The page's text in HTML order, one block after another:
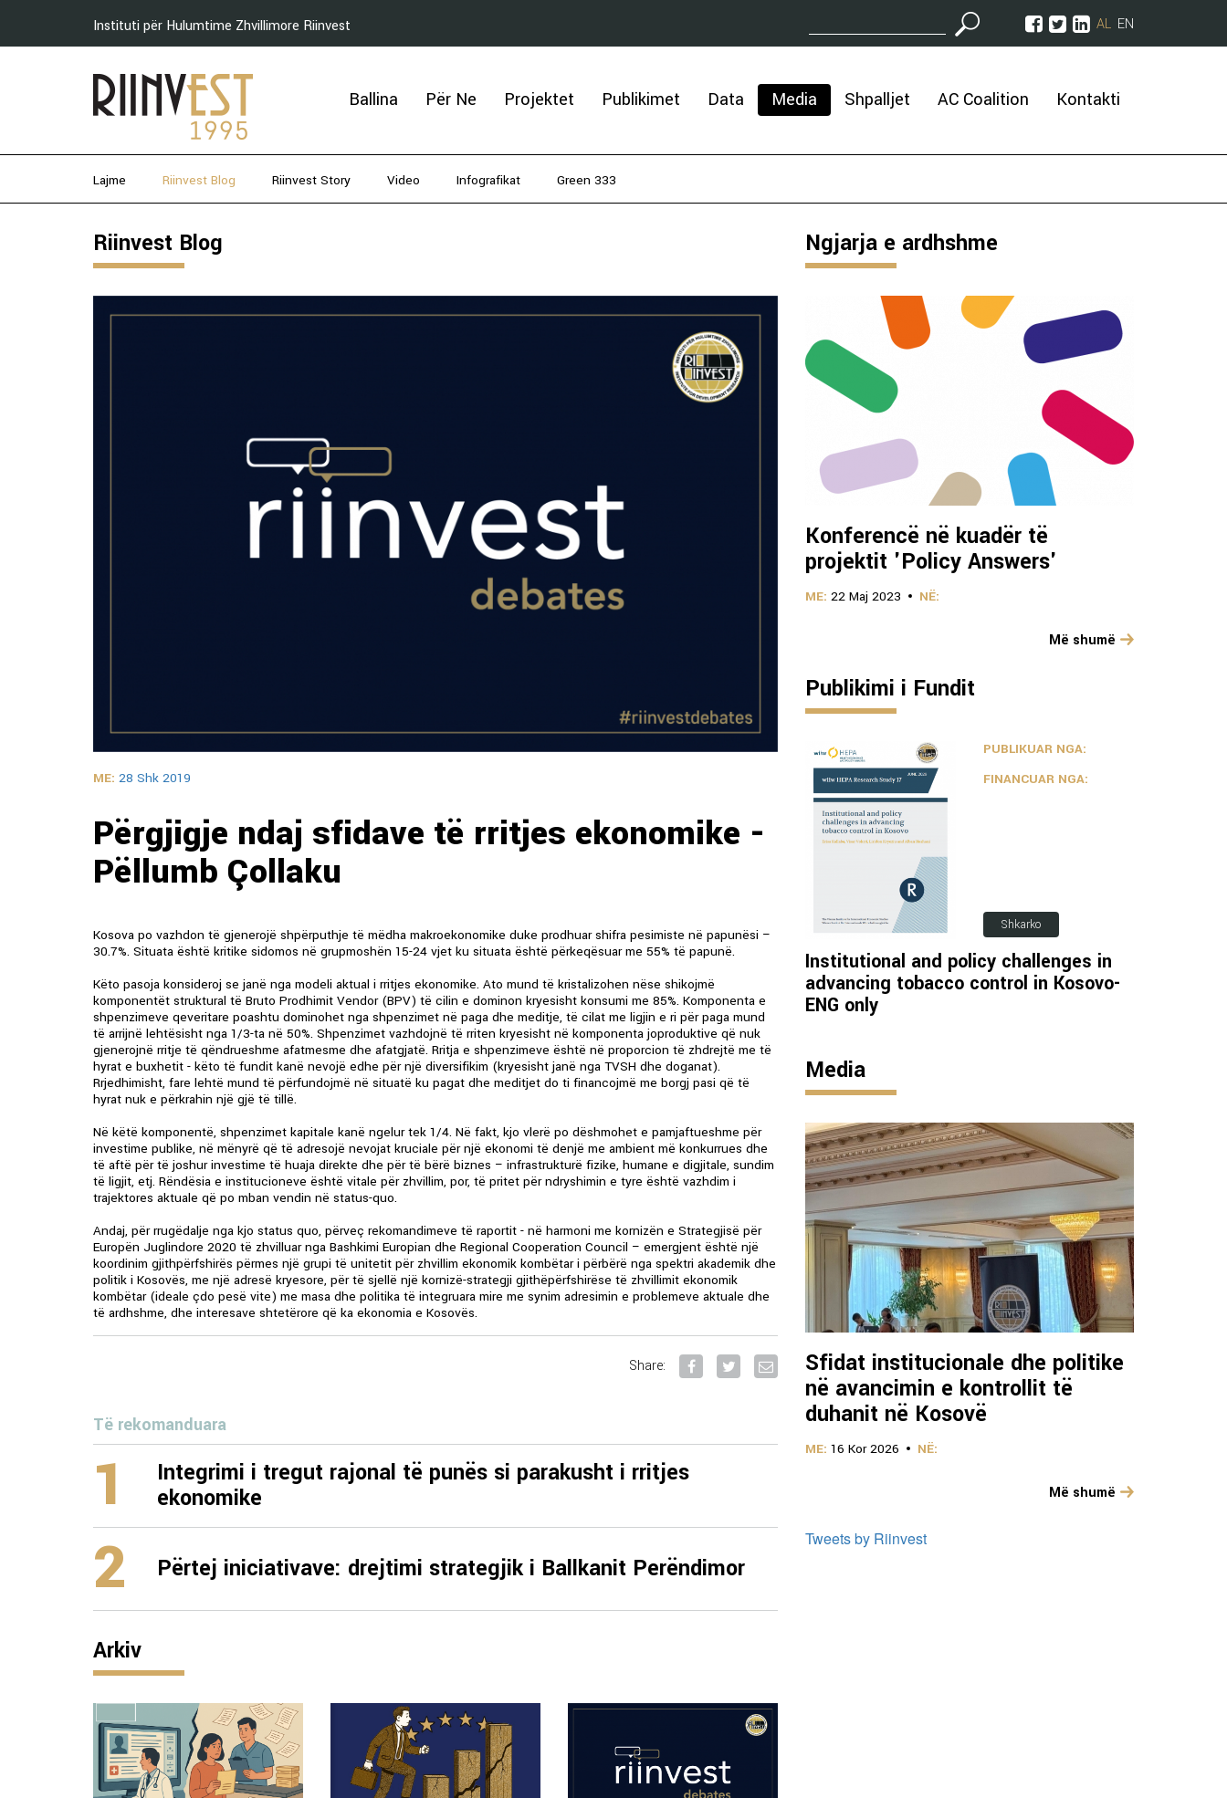
Instituti për Hulumtime Zhvillimore Riinvest AL EN
Ballina Për Ne Projektet Publikimet Data Media Shpalljet AC Coalition Kontakti
Lajme Riinvest Blog Riinvest Story Video Infografikat Green 333
Riinvest Blog
ME: 28 Shk 2019
Përgjigje ndaj sfidave të rritjes ekonomike -
Pëllumb Çollaku
Kosova po vazhdon të gjenerojë shpërputhje të mëdha makroekonomike duke prodhuar shifra pesimiste në papunësi –
30.7%. Situata është kritike sidomos në grupmoshën 15-24 vjet ku situata është përkeqësuar me 55% të papunë.
Këto pasoja konsideroj se janë nga modeli aktual i rritjes ekonomike. Ato mund të kristalizohen nëse shikojmë
komponentët struktural të Bruto Prodhimit Vendor (BPV) të cilin e dominon kryesisht konsumi me 85%. Komponenta e
shpenzimeve qeveritare poashtu dominohet nga shpenzimet në paga dhe meditje, të cilat me ligjin e ri për paga mund
të arrijnë lehtësisht nga 1/3-ta në 50%. Shpenzimet vazhdojnë të rriten kryesisht në komponenta joproduktive që nuk
gjenerojnë rritje të qëndrueshme afatmesme dhe afatgjatë. Rritja e shpenzimeve është në proporcion të zhdrejtë me të
hyrat e buxhetit - këto të fundit kanë nevojë edhe për një diversifikim (kryesisht janë nga TVSH dhe doganat).
Rrjedhimisht, fare lehtë mund të përfundojmë në situatë ku pagat dhe meditjet do ti financojmë me borgj pasi që të
hyrat nuk e përkrahin një gjë të tillë.
Në këtë komponentë, shpenzimet kapitale kanë ngelur tek 1/4. Në fakt, kjo vlerë po dëshmohet e pamjaftueshme për
investime publike, në mënyrë që të adresojë nevojat kruciale për një ekonomi të denjë me ambient më konkurrues dhe
të aftë për të joshur investime të huaja direkte dhe për të bërë biznes – infrastrukturë fizike, humane e digjitale, sundim
të ligjit, etj. Rëndësia e institucioneve është vitale për zhvillim, por, të pritet për ndryshimin e tyre është vazhdim i
trajektores aktuale që po mban vendin në status-quo.
Andaj, për rrugëdalje nga kjo status quo, përveç rekomandimeve të raportit - në harmoni me kornizën e Strategjisë për
Europën Juglindore 2020 të zhvilluar nga Bashkimi Europian dhe Regional Cooperation Council – emergjent është një
koordinim gjithpërfshirës përmes një grupi të unitetit për zhvillim ekonomik kombëtar i përbërë nga spektri akademik dhe
politik i Kosovës, me një adresë kryesore, për të sjellë një kornizë-strategji gjithëpërfshirëse të zhvillimit ekonomik
kombëtar (ideale çdo pesë vite) me masa dhe politika të integruara mire me synim adresimin e problemeve aktuale dhe
të ardhshme, dhe interesave shtetërore që ka ekonomia e Kosovës.
Share:
Të rekomanduara
1
Integrimi i tregut rajonal të punës si parakusht i rritjes
ekonomike
2 Përtej iniciativave: drejtimi strategjik i Ballkanit Perëndimor
Arkiv
Ngjarja e ardhshme
Konferencë në kuadër të
projektit 'Policy Answers'
ME: 22 Maj 2023 NË:
Më shumë
Publikimi i Fundit
PUBLIKUAR NGA:
FINANCUAR NGA:
Shkarko
Institutional and policy challenges in
advancing tobacco control in Kosovo-
ENG only
Media
Sfidat institucionale dhe politike
në avancimin e kontrollit të
duhanit në Kosovë
ME: 16 Kor 2026 NË:
Më shumë
Tweets by Riinvest